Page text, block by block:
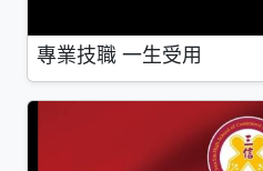
專業技職 一生受用